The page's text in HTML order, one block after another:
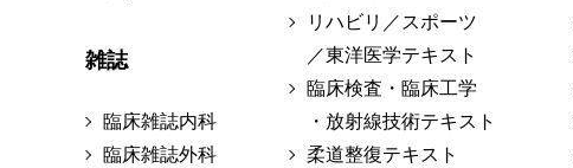
雑誌
臨床雑誌内科
臨床雑誌外科
リハビリ／スポーツ
／東洋医学テキスト
臨床検査・臨床工学
・放射線技術テキスト
柔道整復テキスト